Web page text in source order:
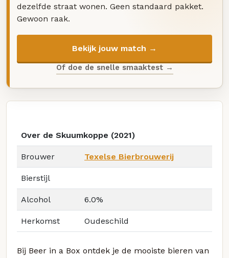
dezelfde straat wonen. Geen standaard pakket.
Gewoon raak.
Bekijk jouw match →
Of doe de snelle smaaktest →
Over de Skuumkoppe (2021)
Brouwer Texelse Bierbrouwerij
Bierstijl
Alcohol 6.0%
Herkomst Oudeschild
Bij Beer in a Box ontdek je de mooiste bieren van